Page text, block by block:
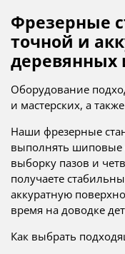
Фрезерные
точной и
деревянных
Оборудование
и мастерских, а
Наши фрезерные
выполнять шиповые
выборку пазов и
получаете
аккуратную
время на доводке
Как выбрать